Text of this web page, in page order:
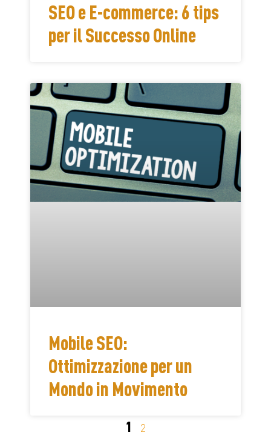
SEO e E-commerce: 6 tips
per il Successo Online
Mobile SEO:
Ottimizzazione per un
Mondo in Movimento
1 2